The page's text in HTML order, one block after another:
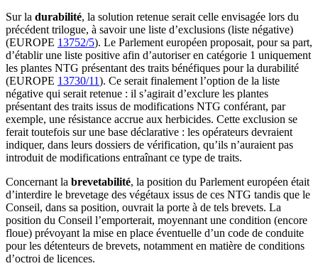
Sur la durabilité, la solution retenue serait celle envisagée lors du
précédent trilogue, à savoir une liste d’exclusions (liste négative)
(EUROPE 13752/5). Le Parlement européen proposait, pour sa part,
d’établir une liste positive afin d’autoriser en catégorie 1 uniquement
les plantes NTG présentant des traits bénéfiques pour la durabilité
(EUROPE 13730/11). Ce serait finalement l’option de la liste
négative qui serait retenue : il s’agirait d’exclure les plantes
présentant des traits issus de modifications NTG conférant, par
exemple, une résistance accrue aux herbicides. Cette exclusion se
ferait toutefois sur une base déclarative : les opérateurs devraient
indiquer, dans leurs dossiers de vérification, qu’ils n’auraient pas
introduit de modifications entraînant ce type de traits.
Concernant la brevetabilité, la position du Parlement européen était
d’interdire le brevetage des végétaux issus de ces NTG tandis que le
Conseil, dans sa position, ouvrait la porte à de tels brevets. La
position du Conseil l’emporterait, moyennant une condition (encore
floue) prévoyant la mise en place éventuelle d’un code de conduite
pour les détenteurs de brevets, notamment en matière de conditions
d’octroi de licences.